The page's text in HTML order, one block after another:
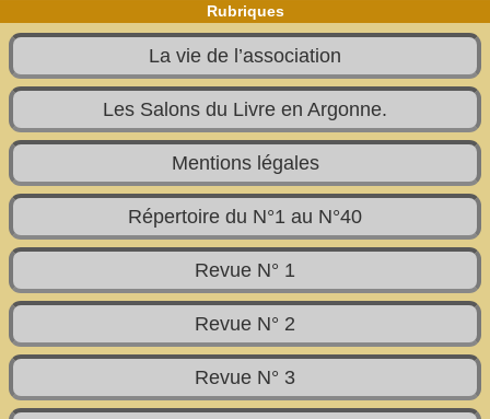
Rubriques
La vie de l’association
Les Salons du Livre en Argonne.
Mentions légales
Répertoire du N°1 au N°40
Revue N° 1
Revue N° 2
Revue N° 3